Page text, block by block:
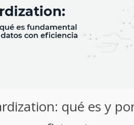
qué es y